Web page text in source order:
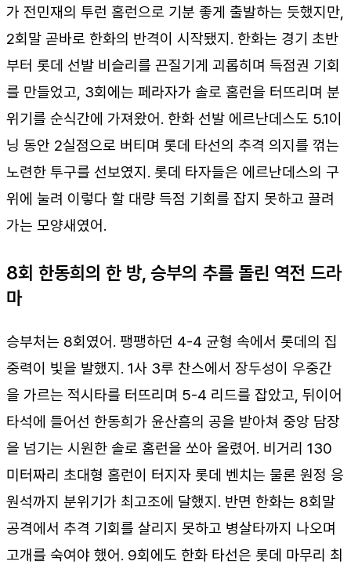
가 전민재의 투런 홈런으로 기분 좋게 출발하는 듯했지만,
2회말 곧바로 한화의 반격이 시작됐지. 한화는 경기 초반
부터 롯데 선발 비슬리를 끈질기게 괴롭히며 득점권 기회
를 만들었고, 3회에는 페라자가 솔로 홈런을 터뜨리며 분
위기를 순식간에 가져왔어. 한화 선발 에르난데스도 5.1이
닝 동안 2실점으로 버티며 롯데 타선의 추격 의지를 꺾는
노련한 투구를 선보였지. 롯데 타자들은 에르난데스의 구
위에 눌려 이렇다 할 대량 득점 기회를 잡지 못하고 끌려
가는 모양새였어.
8회 한동희의 한 방, 승부의 추를 돌린 역전 드라
마
승부처는 8회였어. 팽팽하던 4-4 균형 속에서 롯데의 집
중력이 빛을 발했지. 1사 3루 찬스에서 장두성이 우중간
을 가르는 적시타를 터뜨리며 5-4 리드를 잡았고, 뒤이어
타석에 들어선 한동희가 윤산흠의 공을 받아쳐 중앙 담장
을 넘기는 시원한 솔로 홈런을 쏘아 올렸어. 비거리 130
미터짜리 초대형 홈런이 터지자 롯데 벤치는 물론 원정 응
원석까지 분위기가 최고조에 달했지. 반면 한화는 8회말
공격에서 추격 기회를 살리지 못하고 병살타까지 나오며
고개를 숙여야 했어. 9회에도 한화 타선은 롯데 마무리 최